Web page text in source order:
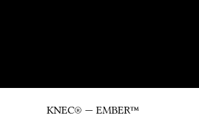
KNEC® — EMBER™